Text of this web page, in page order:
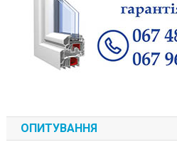
ОПИТУВАННЯ